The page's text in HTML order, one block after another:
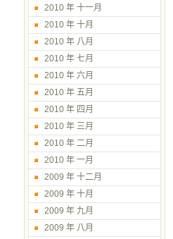
2010 年 十一月
2010 年 十月
2010 年 八月
2010 年 七月
2010 年 六月
2010 年 五月
2010 年 四月
2010 年 三月
2010 年 二月
2010 年 一月
2009 年 十二月
2009 年 十月
2009 年 九月
2009 年 八月